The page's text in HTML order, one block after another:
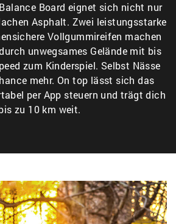
Board eignet sich nicht nur
Asphalt. Zwei leistungsstarke
Vollgummireifen machen
unwegsames Gelände mit bis
zum Kinderspiel. Selbst Nässe
mehr. On top lässt sich das
per App steuern und trägt dich
zu 10 km weit.